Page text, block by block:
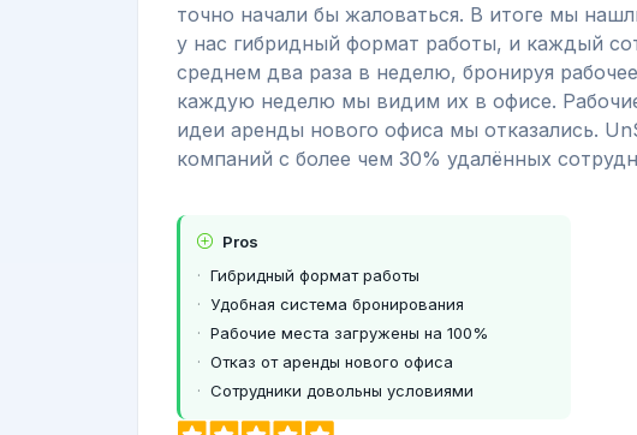
точно начали бы жаловаться. В итоге мы
у нас гибридный формат работы, и каждый
среднем два раза в неделю, бронируя
каждую неделю мы видим их в офисе.
идеи аренды нового офиса мы отказались.
компаний с более чем 30% удалённых
Pros
Гибридный формат работы
Удобная система бронирования
Рабочие места загружены на 100%
Отказ от аренды нового офиса
Сотрудники довольны условиями